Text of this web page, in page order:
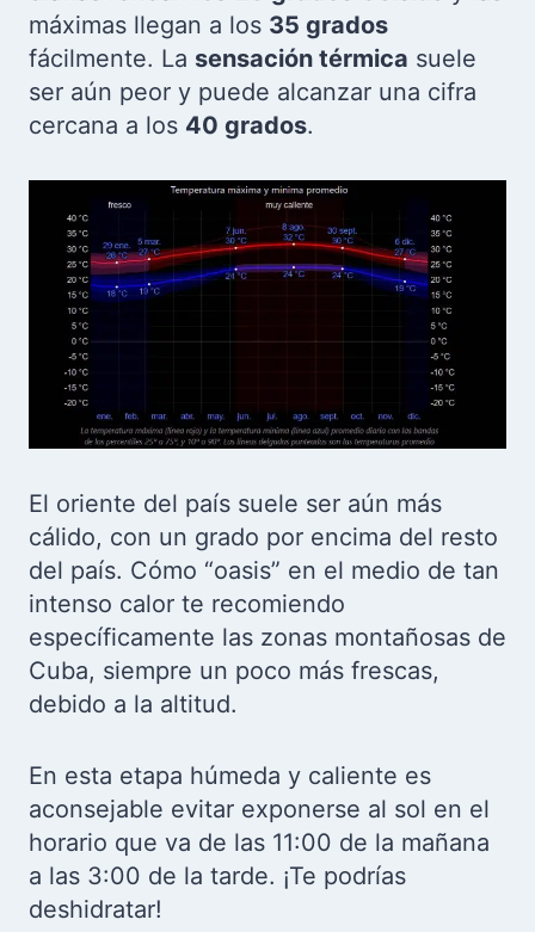
máximas llegan a los 35 grados
fácilmente. La sensación térmica suele
ser aún peor y puede alcanzar una cifra
cercana a los 40 grados.
El oriente del país suele ser aún más
cálido, con un grado por encima del resto
del país. Cómo “oasis” en el medio de tan
intenso calor te recomiendo
específicamente las zonas montañosas de
Cuba, siempre un poco más frescas,
debido a la altitud.
En esta etapa húmeda y caliente es
aconsejable evitar exponerse al sol en el
horario que va de las 11:00 de la mañana
a las 3:00 de la tarde. ¡Te podrías
deshidratar!